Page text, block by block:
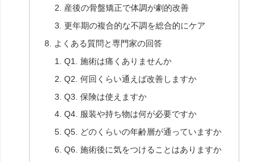
産後の骨盤矯正で体調が劇的改善
更年期の複合的な不調を総合的にケア
よくある質問と専門家の回答
Q1. 施術は痛くありませんか
Q2. 何回くらい通えば改善しますか
Q3. 保険は使えますか
Q4. 服装や持ち物は何が必要ですか
Q5. どのくらいの年齢層が通っていますか
Q6. 施術後に気をつけることはありますか